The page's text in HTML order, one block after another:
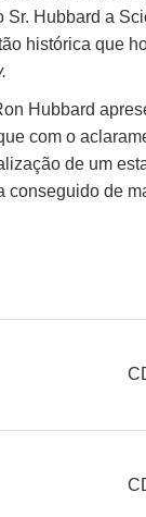
Hubbard a
histórica que
Hubbard
com o
de um
conseguido de